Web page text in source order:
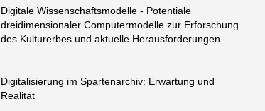
Digitale Wissenschaftsmodelle - Potentiale
dreidimensionaler Computermodelle zur Erforschung
des Kulturerbes und aktuelle Herausforderungen
Digitalisierung im Spartenarchiv: Erwartung und
Realität